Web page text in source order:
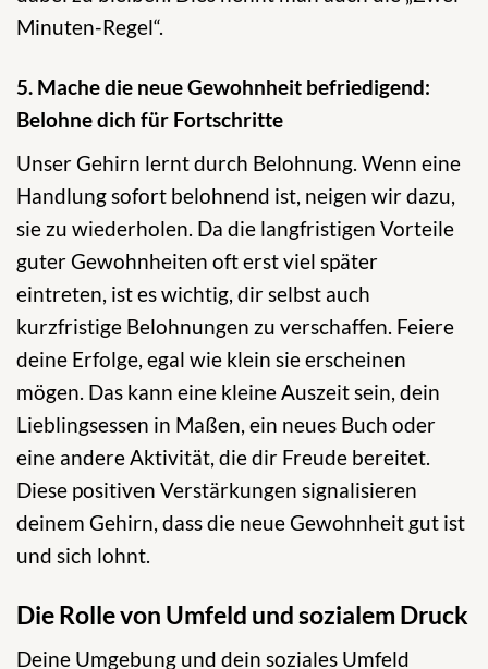
Minuten-Regel“.
5. Mache die neue Gewohnheit befriedigend:
Belohne dich für Fortschritte
Unser Gehirn lernt durch Belohnung. Wenn eine
Handlung sofort belohnend ist, neigen wir dazu,
sie zu wiederholen. Da die langfristigen Vorteile
guter Gewohnheiten oft erst viel später
eintreten, ist es wichtig, dir selbst auch
kurzfristige Belohnungen zu verschaffen. Feiere
deine Erfolge, egal wie klein sie erscheinen
mögen. Das kann eine kleine Auszeit sein, dein
Lieblingsessen in Maßen, ein neues Buch oder
eine andere Aktivität, die dir Freude bereitet.
Diese positiven Verstärkungen signalisieren
deinem Gehirn, dass die neue Gewohnheit gut ist
und sich lohnt.
Die Rolle von Umfeld und sozialem Druck
Deine Umgebung und dein soziales Umfeld